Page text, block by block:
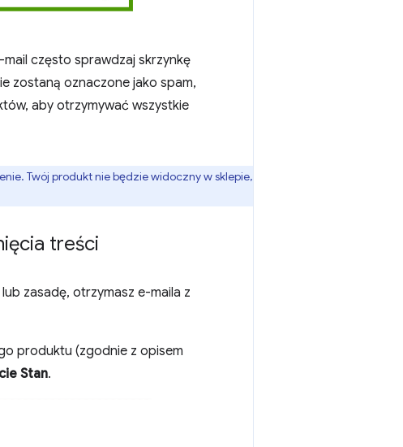
często sprawdzaj skrzynkę
zostaną oznaczone jako spam,
aby otrzymywać wszystkie
Twój produkt nie będzie widoczny w sklepie,
treści
zasadę, otrzymasz e-maila z
produktu (zgodnie z opisem
Stan.